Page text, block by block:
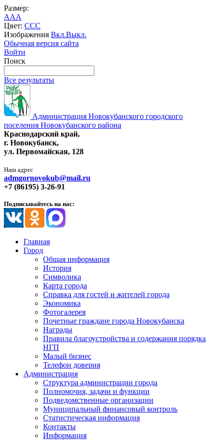
Размер:
AAA
Цвет: CCC
Изображения Вкл.Выкл.
Обычная версия сайта
Войти
Поиск
Все результаты
Администрация Новокубанского городского
поселения Новокубанского района
Краснодарский край,
г. Новокубанск,
ул. Первомайская, 128
Наш адрес
admgornovokub@mail.ru
+7 (86195) 3-26-91
Подписывайтесь на нас:
Главная
Город
Общая информация
История
Символика
Карта города
Справка для гостей и жителей города
Экономика
Фотогалерея
Почетные граждане города Новокубанска
Награды
Правила благоустройства и содержания порядка
НГП
Малый бизнес
Телефон доверия
Администрация
Структура администрации города
Полномочия, задачи и функции
Подведомственные организации
Муниципальный финансовый контроль
Статистическая информация
Контакты
Информация